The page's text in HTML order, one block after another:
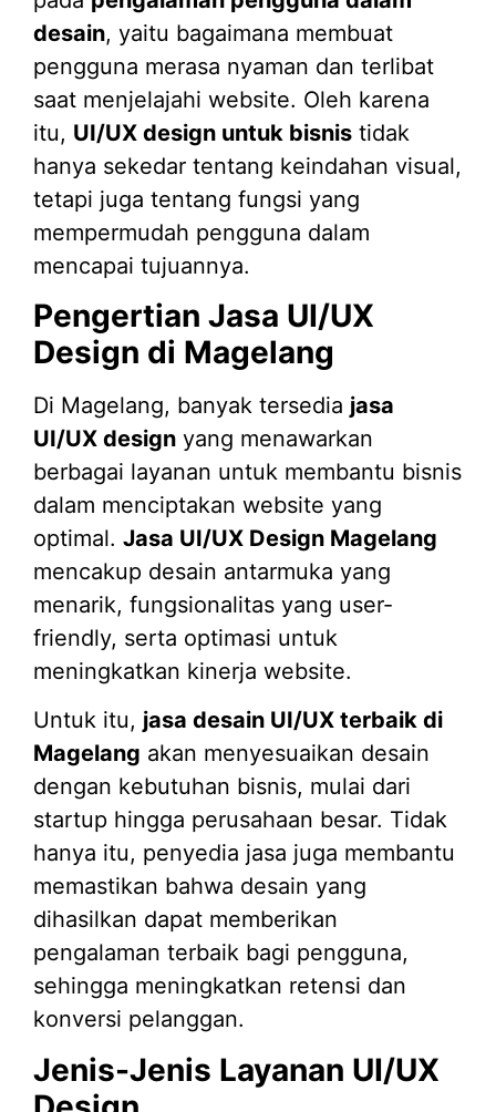
desain, yaitu bagaimana membuat
pengguna merasa nyaman dan terlibat
saat menjelajahi website. Oleh karena
itu, UI/UX design untuk bisnis tidak
hanya sekedar tentang keindahan visual,
tetapi juga tentang fungsi yang
mempermudah pengguna dalam
mencapai tujuannya.
Pengertian Jasa UI/UX
Design di Magelang
Di Magelang, banyak tersedia jasa
UI/UX design yang menawarkan
berbagai layanan untuk membantu bisnis
dalam menciptakan website yang
optimal. Jasa UI/UX Design Magelang
mencakup desain antarmuka yang
menarik, fungsionalitas yang user-
friendly, serta optimasi untuk
meningkatkan kinerja website.
Untuk itu, jasa desain UI/UX terbaik di
Magelang akan menyesuaikan desain
dengan kebutuhan bisnis, mulai dari
startup hingga perusahaan besar. Tidak
hanya itu, penyedia jasa juga membantu
memastikan bahwa desain yang
dihasilkan dapat memberikan
pengalaman terbaik bagi pengguna,
sehingga meningkatkan retensi dan
konversi pelanggan.
Jenis-Jenis Layanan UI/UX